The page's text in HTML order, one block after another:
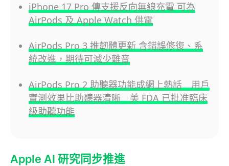
iPhone 17 Pro 傳支援反向無線充電 可為
AirPods 及 Apple Watch 供電
AirPods Pro 3 推韌體更新 含錯誤修復、系
統改進，期待可減少雜音
AirPods Pro 2 助聽器功能成網上熱話 用戶
實測效果比助聽器清晰 美 FDA 已批准臨床
級助聽功能
Apple AI 研究同步推進